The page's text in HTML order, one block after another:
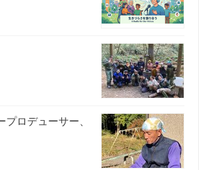
ロデューサー、